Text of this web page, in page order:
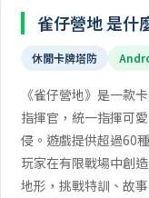
雀仔營地 是什
休閒卡牌塔防
《雀仔營地》是一款
指揮官，統一指揮可
侵。遊戲提供超過60
玩家在有限戰場中創
地形，挑戰特訓、故